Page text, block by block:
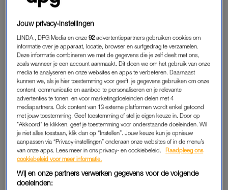
eieren kun je het beste kiezen?
RTL Nieuwssprak met Ivar Lanting van de Antea Group, die
PFAS-onderzoek doet voor diverse overheden.
PFAS IN EIEREN
Lanting heeft slecht nieuws voor hobbykippenhouders en
mensen die het liefst eieren eten van scharrelkippen: de eieren
van kippen die veel buiten rondscharrelen, hebben over het
algemeen een (veel) hogere PFAS-waarde.
Voor hetonderzoek werd meer achtergrondinformatie over de
kippen onder de loep genomen, zoals het type voer dat ze
krijgen en hoe ze leven. Daaruit blijkt de bovenstaande
conclusie. Hetzelfde geldt voor oudere kippen, ook hun eieren
Jouw privacy-instellingen
LINDA., DPG Media en onze92 advertentiepartners gebruiken cookies om
informatie over je apparaat, locatie, browser en surfgedrag te verzamelen.
Deze informatie combineren we met de gegevens die je zelf deelt met ons,
zoals wanneer je een account aanmaakt. Dit doen we om het gebruik van onze
media te analyseren en onze websites en apps te verbeteren. Daarnaast
kunnen we, als je hier toestemming voor geeft, je gegevens gebruiken om onze
content, communicatie en aanbod te personaliseren en je relevante
advertenties te tonen, en voor marketingdoeleinden delen met 4
mediapartners. Ook content van 13 externe platformen wordt enkel getoond
met jouw toestemming. Geef toestemming of stel je eigen keuze in. Door op
"Akkoord" te klikken, geef je toestemming voor onderstaande doeleinden. Wil
je niet alles toestaan, klik dan op “Instellen”. Jouw keuze kun je opnieuw
aanpassen via “Privacy-instellingen” onderaan onze websites of in de menu’s
van onze apps. Lees meer in ons privacy- en cookiebeleid.
Raadpleeg ons
cookiebeleid voor meer informatie.
Wij en onze partners verwerken gegevens voor de volgende
doeleinden: